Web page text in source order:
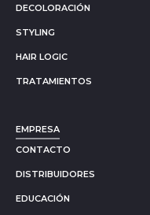
DECOLORACIÓN
STYLING
HAIR LOGIC
TRATAMIENTOS
EMPRESA
CONTACTO
DISTRIBUIDORES
EDUCACIÓN